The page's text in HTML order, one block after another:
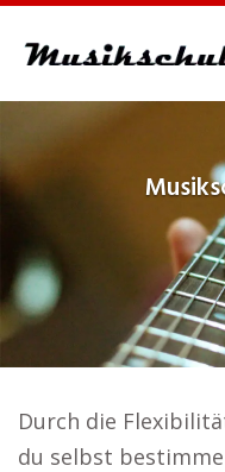
Durch die
du selbst